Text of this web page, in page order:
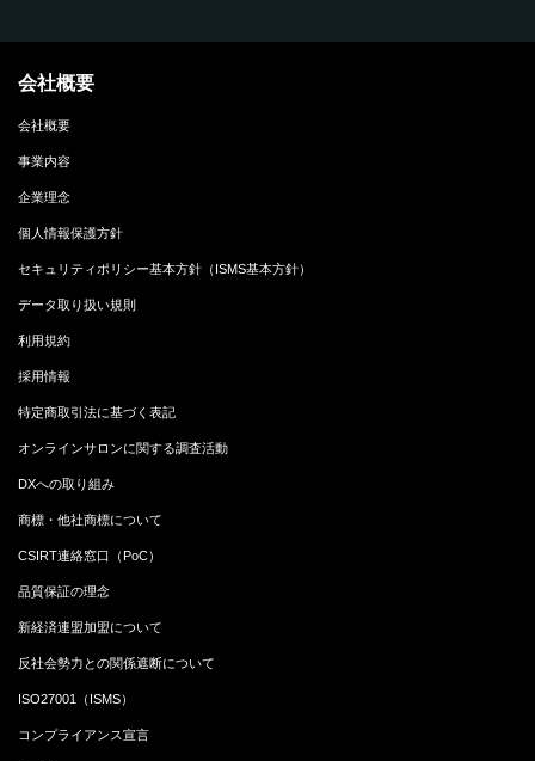
会社概要
会社概要
事業内容
企業理念
個人情報保護方針
セキュリティポリシー基本方針（ISMS基本方針）
データ取り扱い規則
利用規約
採用情報
特定商取引法に基づく表記
オンラインサロンに関する調査活動
DXへの取り組み
商標・他社商標について
CSIRT連絡窓口（PoC）
品質保証の理念
新経済連盟加盟について
反社会勢力との関係遮断について
ISO27001（ISMS）
コンプライアンス宣言